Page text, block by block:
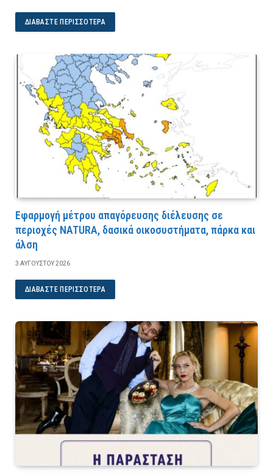
ΔΙΑΒΆΣΤΕ ΠΕΡΙΣΣΌΤΕΡΑ
Εφαρμογή μέτρου απαγόρευσης διέλευσης σε
περιοχές NATURA, δασικά οικοσυστήματα, πάρκα και
άλση
3 ΑΥΓΟΎΣΤΟΥ 2026
ΔΙΑΒΆΣΤΕ ΠΕΡΙΣΣΌΤΕΡΑ